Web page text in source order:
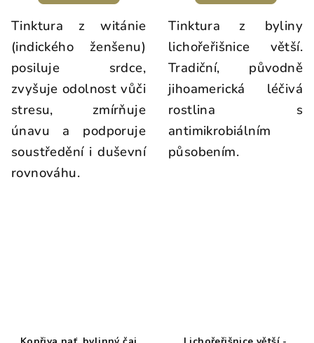
Tinktura z witánie
(indického ženšenu)
posiluje srdce,
zvyšuje odolnost vůči
stresu, zmírňuje
únavu a podporuje
soustředění i duševní
rovnováhu.
Tinktura z byliny
lichořeřišnice větší.
Tradiční, původně
jihoamerická léčivá
rostlina s
antimikrobiálním
působením.